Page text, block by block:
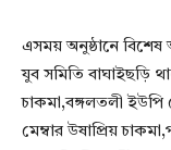
‎এসময় অনুষ্ঠানে বিশেষ
যুব সমিতি বাঘাইছড়ি
চাকমা,বঙ্গলতলী ইউপি
মেম্বার উষাপ্রিয়